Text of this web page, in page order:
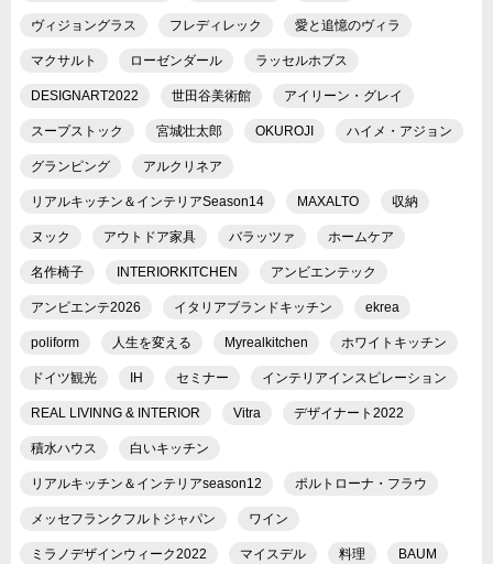
ヴィジョングラス フレディレック 愛と追憶のヴィラ
マクサルト ローゼンダール ラッセルホブス
DESIGNART2022 世田谷美術館 アイリーン・グレイ
スープストック 宮城壮太郎 OKUROJI ハイメ・アジョン
グランピング アルクリネア
リアルキッチン＆インテリアSeason14 MAXALTO 収納
ヌック アウトドア家具 バラッツァ ホームケア
名作椅子 INTERIORKITCHEN アンビエンテック
アンビエンテ2026 イタリアブランドキッチン ekrea
poliform 人生を変える Myrealkitchen ホワイトキッチン
ドイツ観光 IH セミナー インテリアインスピレーション
REAL LIVINNG & INTERIOR Vitra デザイナート2022
積水ハウス 白いキッチン
リアルキッチン＆インテリアseason12 ポルトローナ・フラウ
メッセフランクフルトジャパン ワイン
ミラノデザインウィーク2022 マイスデル 料理 BAUM